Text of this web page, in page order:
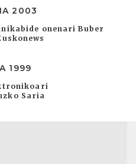
2003
onenari Buber
1999
Saria